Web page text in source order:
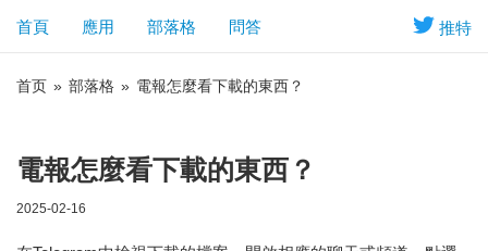
推特
首頁 應用 部落格 問答
首页 » 部落格 » 電報怎麼看下載的東西？
電報怎麼看下載的東西？
2025-02-16